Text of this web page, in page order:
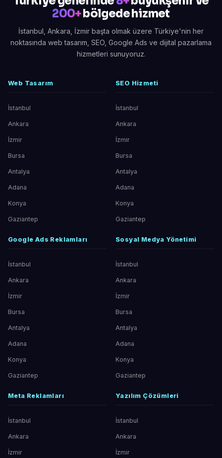
200+bölgede hizmet
İstanbul, Ankara, İzmir başta olmak üzere Türkiye'nin her
noktasında web tasarım, SEO, Google Ads ve dijital pazarlama
hizmetleri sunuyoruz.
Web Tasarım
İstanbul
Ankara
İzmir
Bursa
Antalya
Adana
Konya
Gaziantep
SEO Hizmeti
İstanbul
Ankara
İzmir
Bursa
Antalya
Adana
Konya
Gaziantep
Google Ads Reklamları
İstanbul
Ankara
İzmir
Bursa
Antalya
Adana
Konya
Gaziantep
Sosyal Medya Yönetimi
İstanbul
Ankara
İzmir
Bursa
Antalya
Adana
Konya
Gaziantep
Meta Reklamları
İstanbul
Ankara
İzmir
Yazılım Çözümleri
İstanbul
Ankara
İzmir